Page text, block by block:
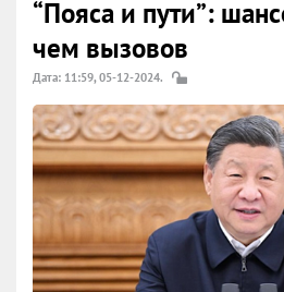
“Пояса и пути”:
чем вызовов
Дата: 11:59, 05-12-2024.